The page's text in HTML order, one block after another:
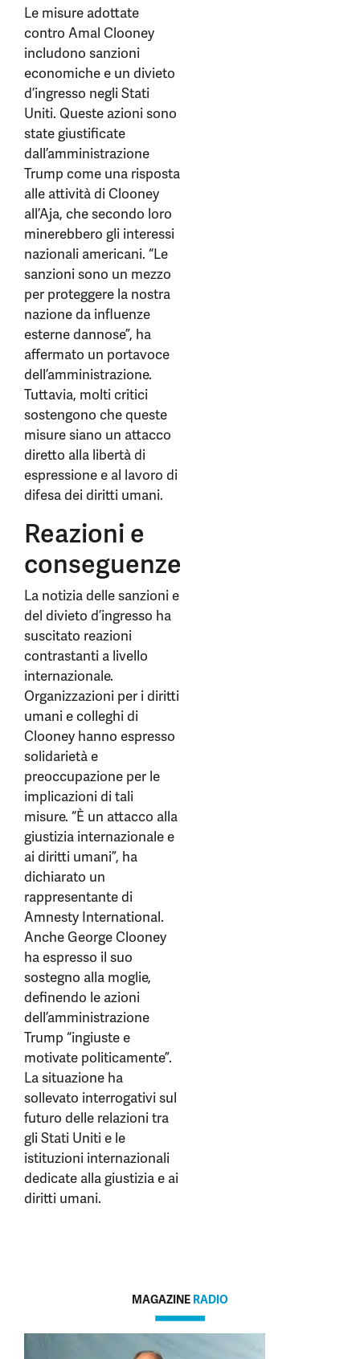
Le misure adottate
contro Amal Clooney
includono sanzioni
economiche e un divieto
d’ingresso negli Stati
Uniti. Queste azioni sono
state giustificate
dall’amministrazione
Trump come una risposta
alle attività di Clooney
all’Aja, che secondo loro
minerebbero gli interessi
nazionali americani. “Le
sanzioni sono un mezzo
per proteggere la nostra
nazione da influenze
esterne dannose”, ha
affermato un portavoce
dell’amministrazione.
Tuttavia, molti critici
sostengono che queste
misure siano un attacco
diretto alla libertà di
espressione e al lavoro di
difesa dei diritti umani.
Reazioni e
conseguenze
La notizia delle sanzioni e
del divieto d’ingresso ha
suscitato reazioni
contrastanti a livello
internazionale.
Organizzazioni per i diritti
umani e colleghi di
Clooney hanno espresso
solidarietà e
preoccupazione per le
implicazioni di tali
misure. “È un attacco alla
giustizia internazionale e
ai diritti umani”, ha
dichiarato un
rappresentante di
Amnesty International.
Anche George Clooney
ha espresso il suo
sostegno alla moglie,
definendo le azioni
dell’amministrazione
Trump “ingiuste e
motivate politicamente”.
La situazione ha
sollevato interrogativi sul
futuro delle relazioni tra
gli Stati Uniti e le
istituzioni internazionali
dedicate alla giustizia e ai
diritti umani.
MAGAZINE RADIO